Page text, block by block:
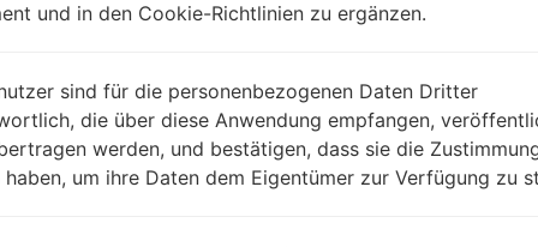
und in den Cookie-Richtlinien zu ergänzen.
sind für die personenbezogenen Daten Dritter
die über diese Anwendung empfangen,
werden, und bestätigen, dass sie die
um ihre Daten dem Eigentümer zur Verfügung zu